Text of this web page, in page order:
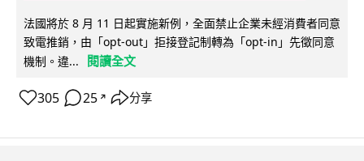
法國將於 8 月 11 日起實施新例，全面禁止企業未經消費者同意
致電推銷，由「opt-out」拒接登記制轉為「opt-in」先徵同意
機制。違...
閱讀全文
305 25 ↗ 分享